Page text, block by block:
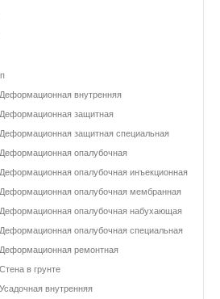
Деформационная внутренняя
Деформационная защитная
Деформационная защитная специальная
Деформационная опалубочная
Деформационная опалубочная инъекционная
Деформационная опалубочная мембранная
Деформационная опалубочная набухающая
Деформационная опалубочная специальная
Деформационная ремонтная
Стена в грунте
Усадочная внутренняя